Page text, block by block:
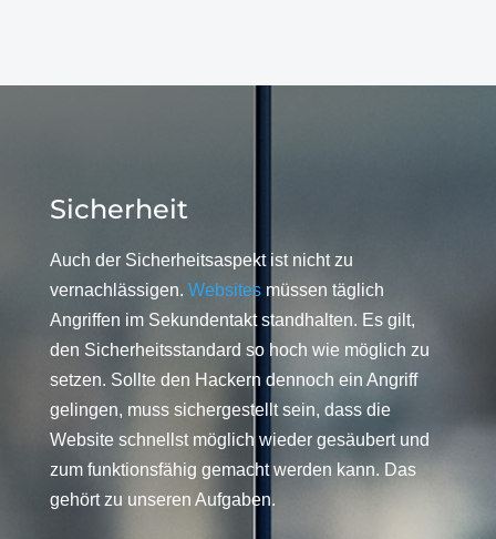
Sicherheit
Auch der Sicherheitsaspekt ist nicht zu
vernachlässigen. Websitesmüssen täglich
Angriffen im Sekundentakt standhalten. Es gilt,
den Sicherheitsstandard so hoch wie möglich zu
setzen. Sollte den Hackern dennoch ein Angriff
gelingen, muss sichergestellt sein, dass die
Website schnellst möglich wieder gesäubert und
zum funktionsfähig gemacht werden kann. Das
gehört zu unseren Aufgaben.